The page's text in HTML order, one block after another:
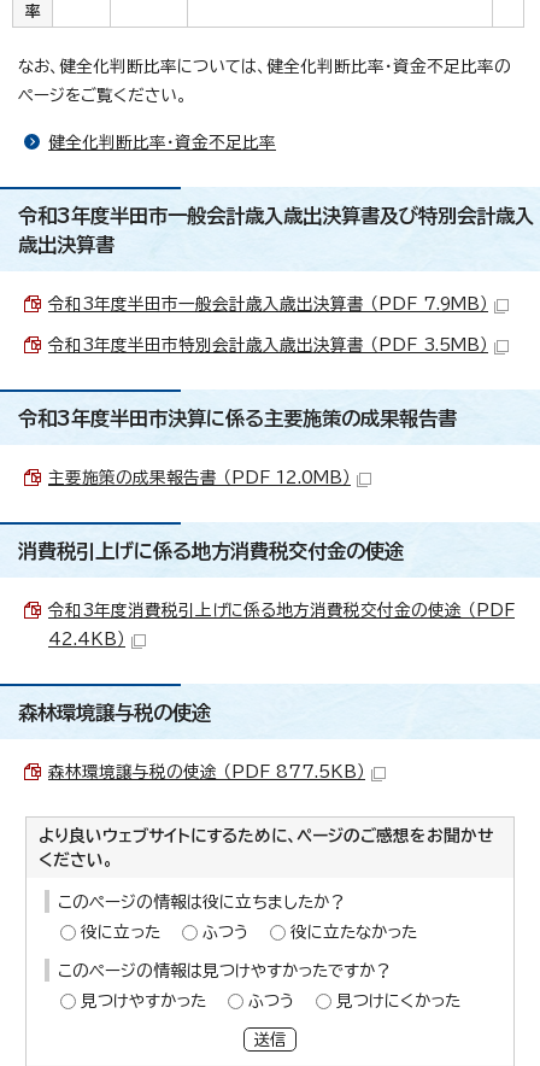
率
なお、健全化判断比率については、健全化判断比率・資金不足比率の
ページをご覧ください。
健全化判断比率・資金不足比率
令和3年度半田市一般会計歳入歳出決算書及び特別会計歳入
歳出決算書
令和3年度半田市一般会計歳入歳出決算書 （PDF 7.9MB）
令和3年度半田市特別会計歳入歳出決算書 （PDF 3.5MB）
令和3年度半田市決算に係る主要施策の成果報告書
主要施策の成果報告書 （PDF 12.0MB）
消費税引上げに係る地方消費税交付金の使途
令和3年度消費税引上げに係る地方消費税交付金の使途 （PDF
42.4KB）
森林環境譲与税の使途
森林環境譲与税の使途 （PDF 877.5KB）
より良いウェブサイトにするために、ページのご感想をお聞かせ
ください。
このページの情報は役に立ちましたか？
役に立った
ふつう 役に立たなかった
このページの情報は見つけやすかったですか？
見つけやすかった
ふつう 見つけにくかった
送信